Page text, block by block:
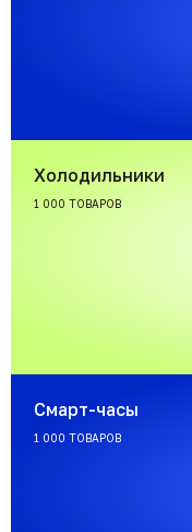
Холодильники
1 000 ТОВАРОВ
Смарт-часы
1 000 ТОВАРОВ